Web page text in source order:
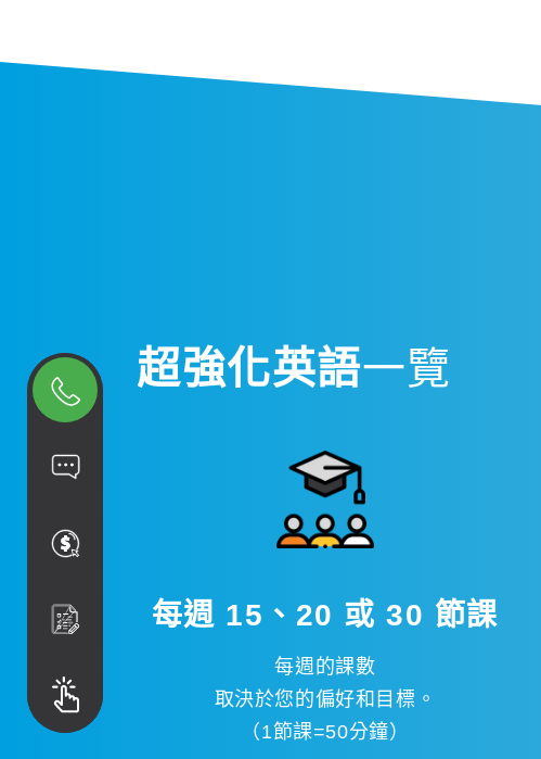
超強化英語一覽
每週 15、20 或 30 節課
每週的課數
取決於您的偏好和目標。
（1節課=50分鐘）